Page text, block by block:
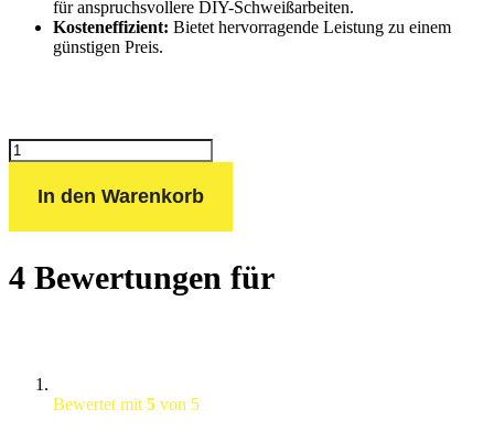
für anspruchsvollere DIY-Schweißarbeiten.
Kosteneffizient: Bietet hervorragende Leistung zu einem
günstigen Preis.
Elektroden
Schweißgerät
E-
Menge
In den Warenkorb
4 Bewertungen für
Bewertet mit 5 von 5